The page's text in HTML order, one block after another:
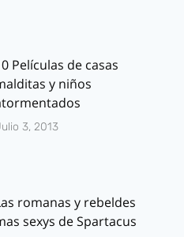
Películas de casas
y niños
3, 2013
romanas y rebeldes
sexys de Spartacus